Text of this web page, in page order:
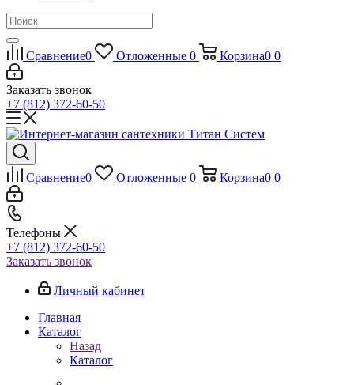
Сравнение0 Отложенные 0 Корзина0 0
Заказать звонок
+7 (812) 372-60-50
Сравнение0 Отложенные 0 Корзина0 0
Телефоны
+7 (812) 372-60-50
Заказать звонок
Личный кабинет
Главная
Каталог
Назад
Каталог